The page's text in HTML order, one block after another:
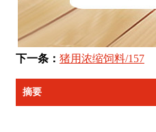
下一条： 猪用浓缩饲料/157
摘要